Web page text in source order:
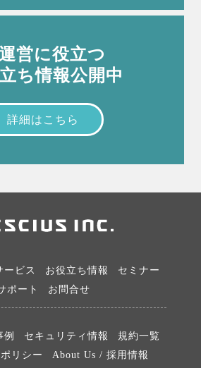
営に役立つ
ち情報公開中
詳細はこちら
ービス お役立ち情報
セミナー
ポート
お問合せ
例 セキュリティ情報
規約一覧
リシー
About Us / 採用情報